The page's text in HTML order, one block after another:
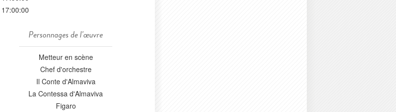
Personnages de l'œuvre
Metteur en scène
Chef d'orchestre
Il Conte d'Almaviva
La Contessa d'Almaviva
Figaro